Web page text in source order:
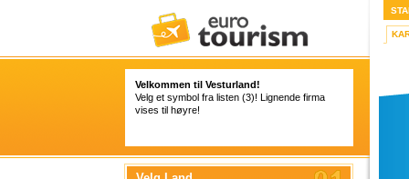
Velkommen til Vesturland!
Velg et symbol fra listen (3)! Lignende firma
vises til høyre!